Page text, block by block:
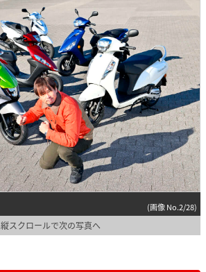
(画像 No.2/28)
縦スクロールで次の写真へ